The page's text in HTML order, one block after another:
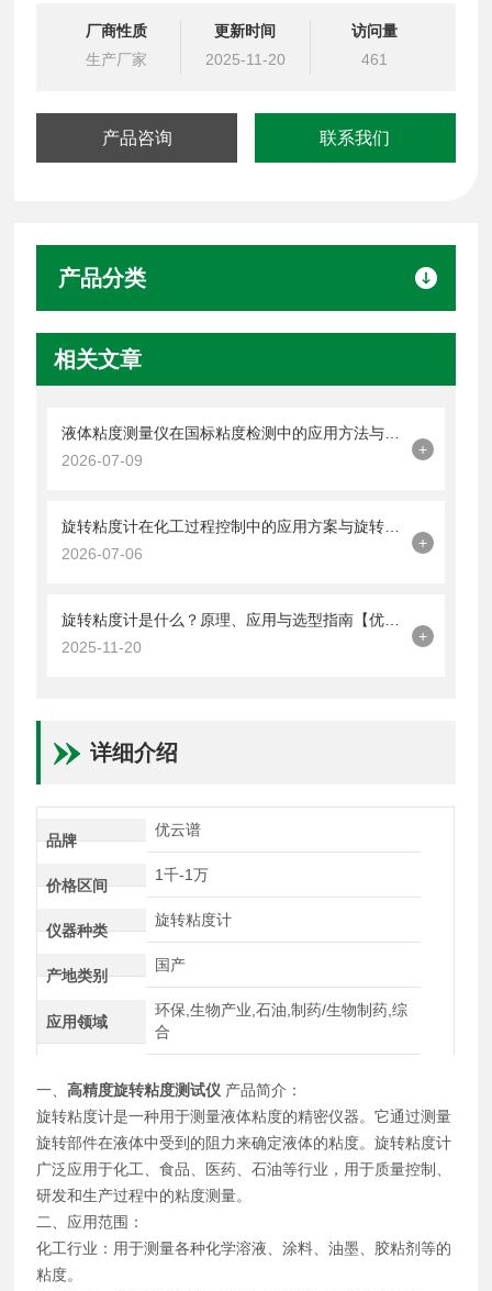
厂商性质
生产厂家
更新时间
2025-11-20
访问量
461
产品咨询 联系我们
产品分类
相关文章
液体粘度测量仪在国标粘度检测中的应用方法与品牌技术体系解析
2026-07-09
+
旋转粘度计在化工过程控制中的应用方案与旋转粘度计品牌技术解析
2026-07-06
+
旋转粘度计是什么？原理、应用与选型指南【优云谱】
2025-11-20
+
详细介绍
品牌
优云谱
价格区间
1千-1万
仪器种类
旋转粘度计
产地类别
国产
应用领域
环保,生物产业,石油,制药/生物制药,综
合
一、高精度旋转粘度测试仪 产品简介：
旋转粘度计是一种用于测量液体粘度的精密仪器。它通过测量
旋转部件在液体中受到的阻力来确定液体的粘度。旋转粘度计
广泛应用于化工、食品、医药、石油等行业，用于质量控制、
研发和生产过程中的粘度测量。
二、应用范围：
化工行业：用于测量各种化学溶液、涂料、油墨、胶粘剂等的
粘度。